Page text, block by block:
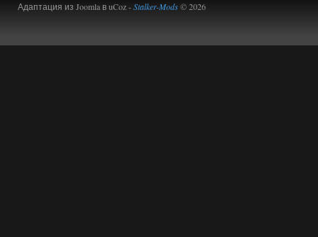
Адаптация из Joomla в uCoz -Stalker-Mods© 2026